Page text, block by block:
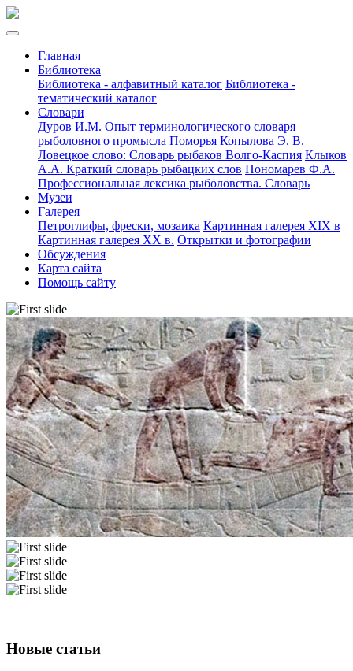
Главная
Библиотека
Библиотека - алфавитный каталог Библиотека -
тематический каталог
Словари
Дуров И.М. Опыт терминологического словаря
рыболовного промысла Поморья Копылова Э. В.
Ловецкое слово: Словарь рыбаков Волго-Каспия Клыков
А.А. Краткий словарь рыбацких слов Пономарев Ф.А.
Профессиональная лексика рыболовства. Словарь
Музеи
Галерея
Петроглифы, фрески, мозаика Картинная галерея XIX в
Картинная галерея XX в. Открытки и фотографии
Обсуждения
Карта сайта
Помощь сайту
Новые статьи